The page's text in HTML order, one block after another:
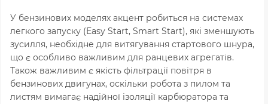
У бензинових моделях акцент робиться на системах
легкого запуску (Easy Start, Smart Start), які зменшують
зусилля, необхідне для витягування стартового шнура,
що є особливо важливим для ранцевих агрегатів.
Також важливим є якість фільтрації повітря в
бензинових двигунах, оскільки робота з пилом та
листям вимагає надійної ізоляції карбюратора та